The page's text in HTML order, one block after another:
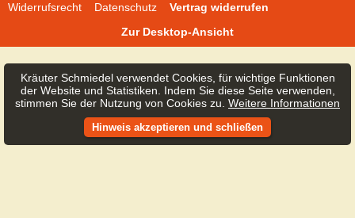
Kräuter Schmiedel verwendet Cookies, für wichtige Funktionen
der Website und Statistiken. Indem Sie diese Seite verwenden,
stimmen Sie der Nutzung von Cookies zu. Weitere Informationen
Hinweis akzeptieren und schließen
Widerrufsrecht
Datenschutz
Vertrag widerrufen
Zur Desktop-Ansicht